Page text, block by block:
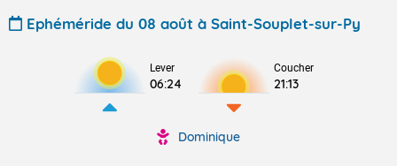
Ephéméride du 08 août à Saint-Souplet-sur-Py
Lever
06:24
Coucher
21:13
Dominique